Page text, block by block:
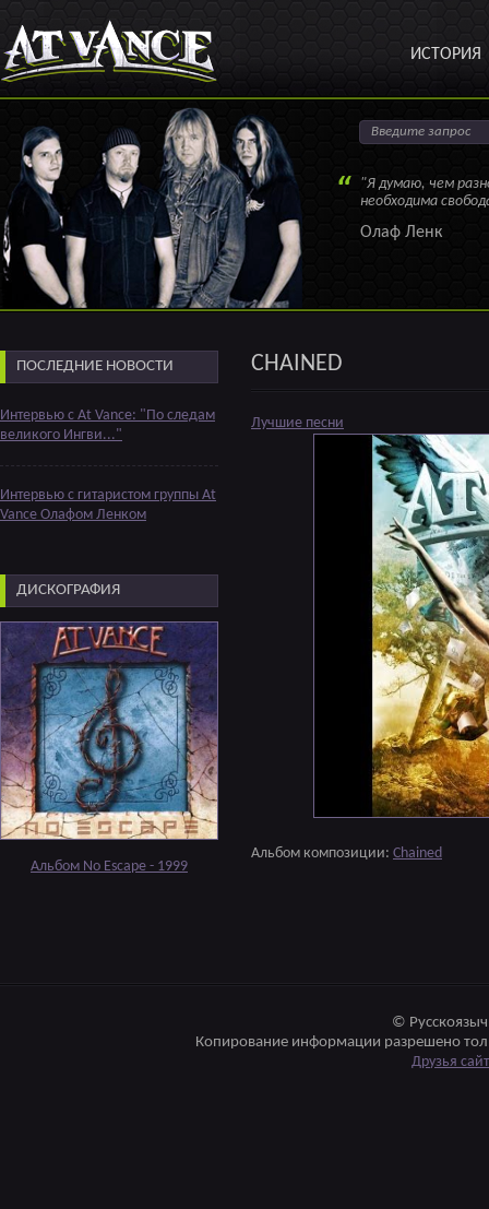
ИСТОРИЯ
"Я думаю, чем
необходима
Олаф Ленк
ПОСЛЕДНИЕ НОВОСТИ
Интервью с At Vance: "По следам
великого Ингви..."
Интервью с гитаристом группы At
Vance Олафом Ленком
ДИСКОГРАФИЯ
Альбом No Escape - 1999
CHAINED
Лучшие песни
Альбом композиции: Chained
©
Копирование информации разрешено
Друзья